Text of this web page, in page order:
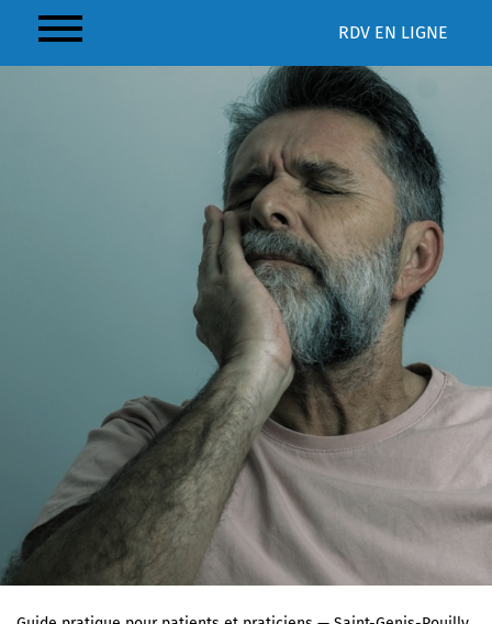
RDV EN LIGNE
SENSIBILITÉS ET ALLERGIES
AUX MATÉRIAUX
ORTHODONTIQUES :
REPÉRER ET PROPOSER DES
ALTERNATIVES
Accueil Blog / Sensibilités et allergies aux matériaux orthodontiques : repérer et proposer des alternatives